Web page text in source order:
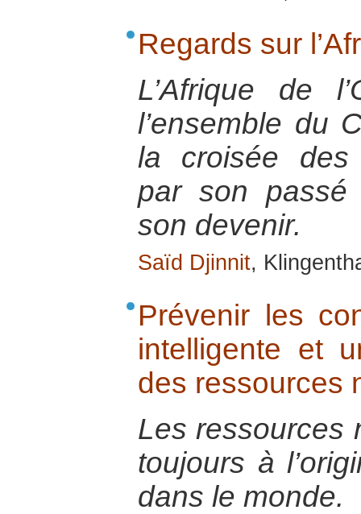
Regards sur
L’Afrique de
l’ensemble du
la croisée des
par son passé
son devenir.
Saïd Djinnit,
Prévenir les
intelligente et
des ressources
Les ressources
toujours à
dans le monde.